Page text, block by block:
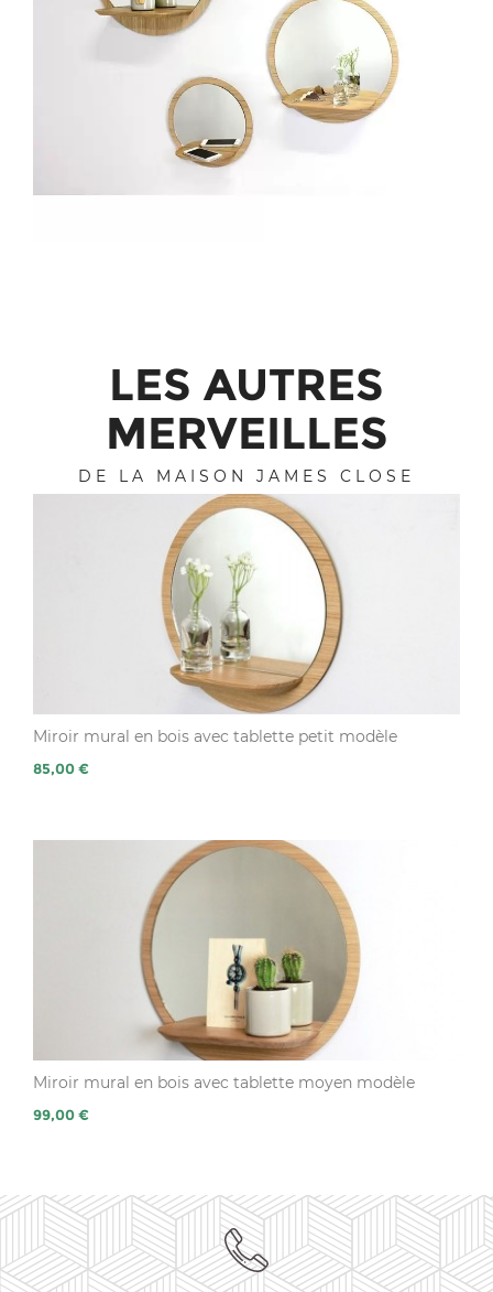
LES AUTRES
MERVEILLES
DE LA MAISON JAMES CLOSE
Miroir mural en bois avec tablette petit modèle
Prix
85,00 €
Miroir mural en bois avec tablette moyen modèle
Prix
99,00 €